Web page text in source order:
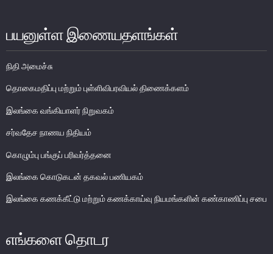
வங்கித்தொழில் துறை
நுண்பாக நிதித் துறை
அதிகாரம்பெற்ற பணத்தரகர்கள் ஒழுங்குவிதிகள்
பேரண்ட முன்மதியுடைய கண்காணிப்பு
நிலைபெறத்தக்க நிதி
நிதியியல் வசதிக்குட்படுத்தல்
நிதியியல் சந்தைகள்
பயனுள்ள இணையதளங்கள்
நிதி அமைச்சு
தொகைமதிப்பு மற்றும் புள்ளிவிபரவியல் திணைக்களம்
இலங்கை வங்கியாளர் நிறுவகம்
சர்வதேச நாணய நிதியம்
கொழும்பு பங்குப் பரிவர்த்தனை
இலங்கை கொடுகடன் தகவல் பணியகம்
இலங்கை கணக்கீட்டு மற்றும் கணக்காய்வு நியமங்களின் கண்காணிப்பு சபை
எங்களை தொடர